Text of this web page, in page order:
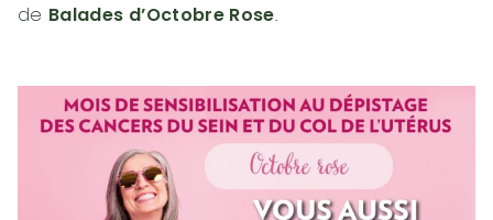
de Balades d’Octobre Rose.